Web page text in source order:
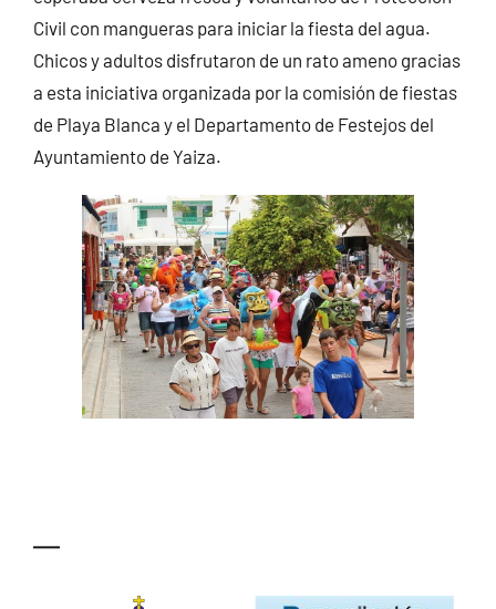
Civil con mangueras para iniciar la fiesta del agua.
Chicos y adultos disfrutaron de un rato ameno gracias
a esta iniciativa organizada por la comisión de fiestas
de Playa Blanca y el Departamento de Festejos del
Ayuntamiento de Yaiza.
—